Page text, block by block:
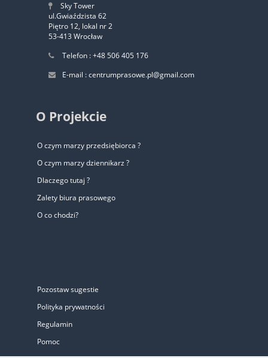
Sky Tower
ul.Gwiaździsta 62
Piętro 12, lokal nr 2
53-413 Wrocław
Telefon : +48 506 405 176
E-mail : centrumprasowe.pl@gmail.com
O Projekcie
O czym marzy przedsiębiorca ?
O czym marzy dziennikarz ?
Dlaczego tutaj ?
Zalety biura prasowego
O co chodzi?
Pozostaw sugestie
Polityka prywatności
Regulamin
Pomoc